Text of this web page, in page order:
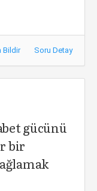
Bildir Soru Detay
gücünü
bir